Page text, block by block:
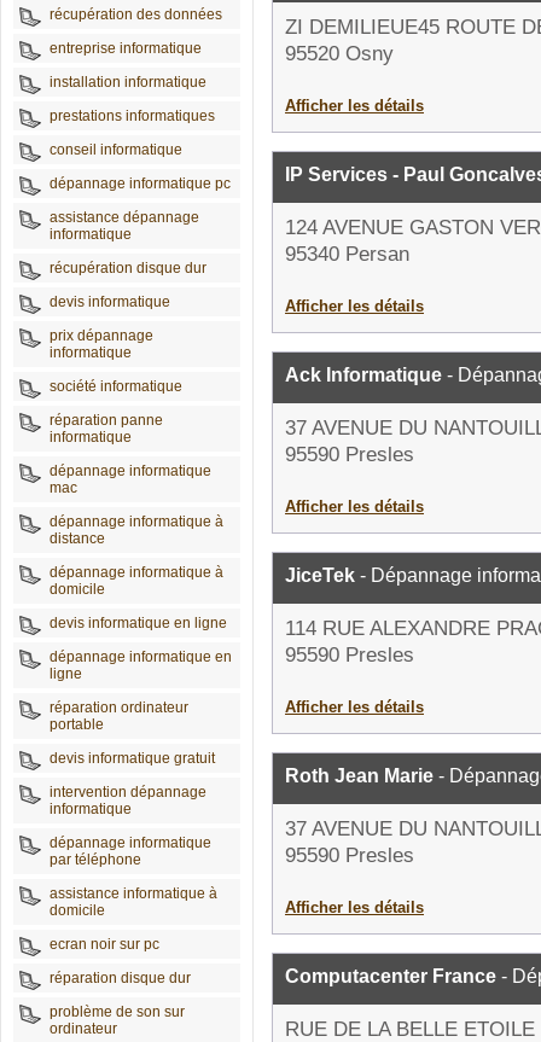
récupération des données
entreprise informatique
installation informatique
prestations informatiques
conseil informatique
dépannage informatique pc
assistance dépannage
informatique
récupération disque dur
devis informatique
prix dépannage
informatique
société informatique
réparation panne
informatique
dépannage informatique
mac
dépannage informatique à
distance
dépannage informatique à
domicile
devis informatique en ligne
dépannage informatique en
ligne
réparation ordinateur
portable
devis informatique gratuit
intervention dépannage
informatique
dépannage informatique
par téléphone
assistance informatique à
domicile
ecran noir sur pc
réparation disque dur
problème de son sur
ordinateur
ZI DEMILIEUE45 ROUTE
95520 Osny
Afficher les détails
IP Services - Paul
124 AVENUE GASTON
95340 Persan
Afficher les détails
Ack Informatique -
37 AVENUE DU
95590 Presles
Afficher les détails
JiceTek - Dépannage
114 RUE ALEXANDRE
95590 Presles
Afficher les détails
Roth Jean Marie -
37 AVENUE DU
95590 Presles
Afficher les détails
Computacenter France -
RUE DE LA BELLE ETOILE